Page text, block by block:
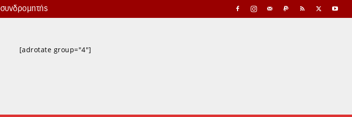
συνδρομητής
[adrotate group="4"]